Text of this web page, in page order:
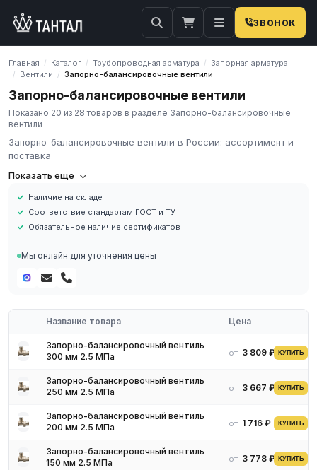
ЗВОНОК
Главная / Каталог / Трубопроводная арматура / Запорная арматура
/ Вентили / Запорно-балансировочные вентили
Запорно-балансировочные вентили
Показано 20 из 28 товаров в разделе Запорно-балансировочные
вентили
Запорно-балансировочные вентили в России: ассортимент и
поставка
Компания «Тантал» предлагает Запорно-балансировочные
поставки металлопроката и промышленных материалов по
всей России.
В нашем каталоге представлен широкий ассортимент Запорно-
Все изделия соответствуют требованиям ГОСТ и ТУ, имеют
сертификаты качества.
Соответствие стандартам ГОСТ и ТУ
Обязательное наличие сертификатов
Доставка по региону
Для получения актуальных цен и наличия на складе свяжитесь
поставки и доставки.
Показать еще
Наличие на складе
Соответствие стандартам ГОСТ и ТУ
Обязательное наличие сертификатов
Мы онлайн для уточнения цены
Название товара Цена
Запорно-балансировочный вентиль
300 мм 2.5 МПа
от 3 809 ₽ КУПИТЬ
Запорно-балансировочный вентиль
250 мм 2.5 МПа
от 3 667 ₽ КУПИТЬ
Запорно-балансировочный вентиль
200 мм 2.5 МПа
от 1 716 ₽ КУПИТЬ
Запорно-балансировочный вентиль
150 мм 2.5 МПа
от 3 778 ₽ КУПИТЬ